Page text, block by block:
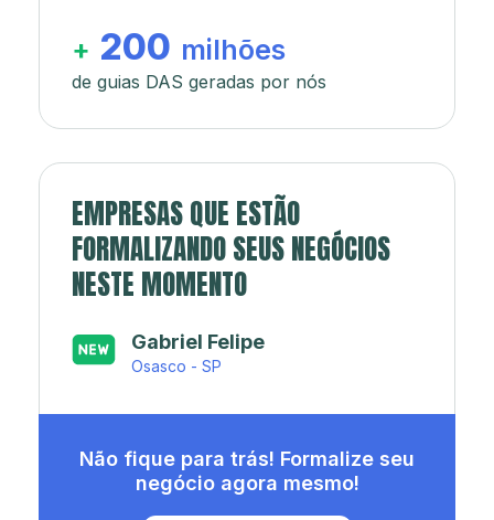
+ 200 milhões
de guias DAS geradas por nós
EMPRESAS QUE ESTÃO
FORMALIZANDO SEUS NEGÓCIOS
NESTE MOMENTO
Japa’s açaí e sorveteria
Rio de Janeiro - RJ
Não fique para trás! Formalize seu
negócio agora mesmo!